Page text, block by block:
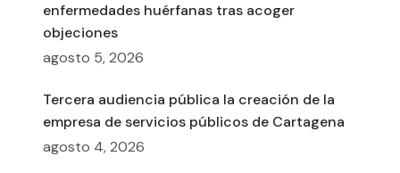
enfermedades huérfanas tras acoger
objeciones
agosto 5, 2026
Tercera audiencia pública la creación de la
empresa de servicios públicos de Cartagena
agosto 4, 2026